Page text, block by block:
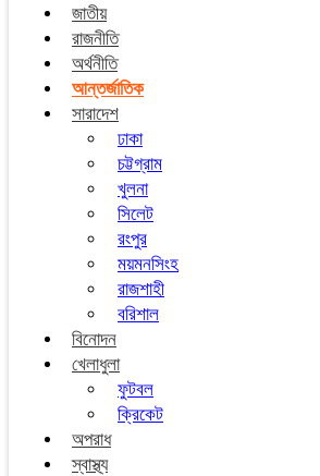
জাতীয়
রাজনীতি
অর্থনীতি
আন্তর্জাতিক
সারাদেশ
ঢাকা
চট্টগ্রাম
খুলনা
সিলেট
রংপুর
ময়মনসিংহ
রাজশাহী
বরিশাল
বিনোদন
খেলাধুলা
ফুটবল
ক্রিকেট
অপরাধ
স্বাস্থ্য